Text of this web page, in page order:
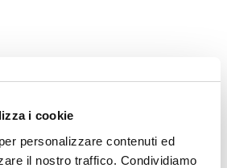
i cookie
personalizzare contenuti ed
il nostro traffico. Condividiamo
di